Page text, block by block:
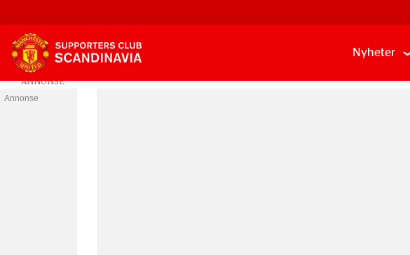
Nyheter
Annonse